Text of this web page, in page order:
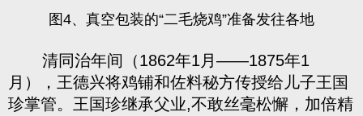
图4、真空包装的“二毛烧鸡”准备发往各地
清同治年间（1862年1月——1875年1
月），王德兴将鸡铺和佐料秘方传授给儿子王国
珍掌管。王国珍继承父业,不敢丝毫松懈，加倍精